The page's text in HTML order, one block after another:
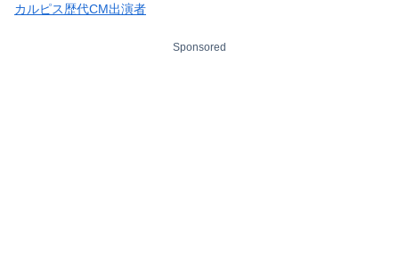
カルピス歴代CM出演者
Sponsored